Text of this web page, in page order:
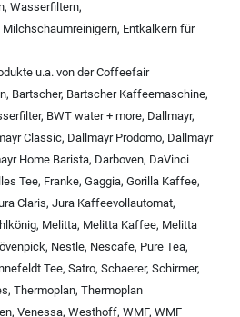
, Wasserfiltern,
Milchschaumreinigern, Entkalkern für
u.a. von derCoffeefair
, Bartscher, Bartscher Kaffeemaschine,
, BWT water + more, Dallmayr,
Classic, Dallmayr Prodomo, Dallmayr
Home Barista, Darboven, DaVinci
Tee, Franke, Gaggia, Gorilla Kaffee,
Claris, Jura Kaffeevollautomat,
, Melitta, Melitta Kaffee, Melitta
, Nestle, Nescafe, Pure Tea,
Tee, Satro, Schaerer, Schirmer,
, Thermoplan, Thermoplan
, Venessa, Westhoff, WMF, WMF